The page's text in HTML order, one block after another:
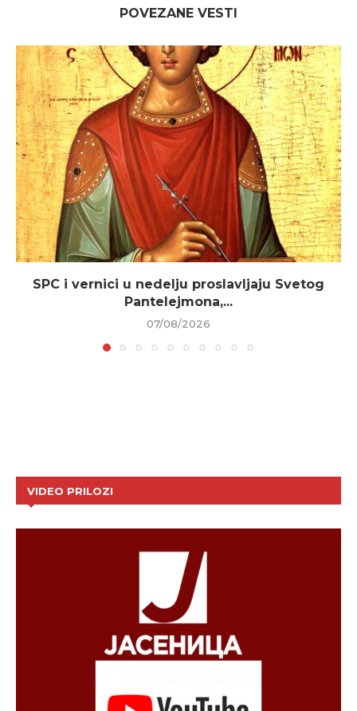
POVEZANE VESTI
SPC i vernici u nedelju proslavljaju Svetog
Pantelejmona,...
07/08/2026
VIDEO PRILOZI